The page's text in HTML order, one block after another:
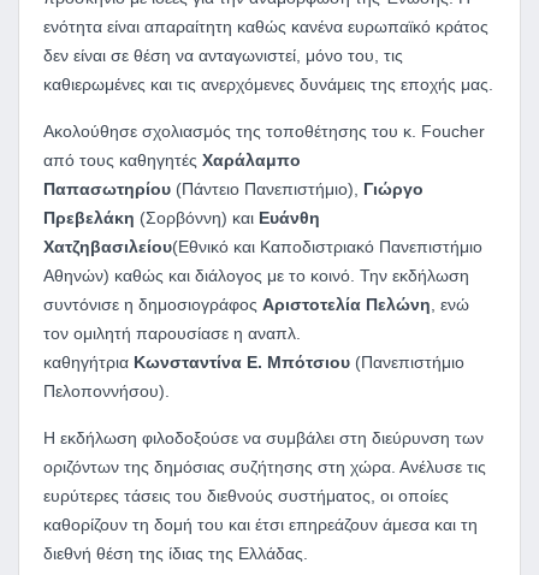
ενότητα είναι απαραίτητη καθώς κανένα ευρωπαϊκό κράτος
δεν είναι σε θέση να ανταγωνιστεί, μόνο του, τις
καθιερωμένες και τις ανερχόμενες δυνάμεις της εποχής μας.
Ακολούθησε σχολιασμός της τοποθέτησης του κ. Foucher
από τους καθηγητές Χαράλαμπο
Παπασωτηρίου (Πάντειο Πανεπιστήμιο), Γιώργο
Πρεβελάκη (Σορβόννη) και Ευάνθη
Χατζηβασιλείου(Εθνικό και Καποδιστριακό Πανεπιστήμιο
Αθηνών) καθώς και διάλογος με το κοινό. Την εκδήλωση
συντόνισε η δημοσιογράφος Αριστοτελία Πελώνη, ενώ
τον ομιλητή παρουσίασε η αναπλ.
καθηγήτρια Κωνσταντίνα Ε. Μπότσιου (Πανεπιστήμιο
Πελοποννήσου).
Η εκδήλωση φιλοδοξούσε να συμβάλει στη διεύρυνση των
οριζόντων της δημόσιας συζήτησης στη χώρα. Ανέλυσε τις
ευρύτερες τάσεις του διεθνούς συστήματος, οι οποίες
καθορίζουν τη δομή του και έτσι επηρεάζουν άμεσα και τη
διεθνή θέση της ίδιας της Ελλάδας.